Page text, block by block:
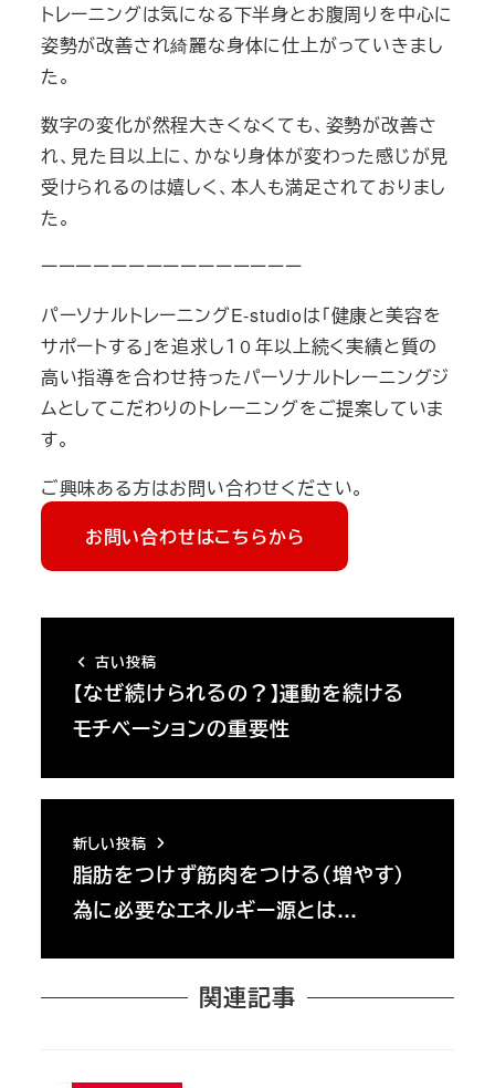
トレーニングは気になる下半身とお腹周りを中心に
姿勢が改善され綺麗な身体に仕上がっていきまし
た。
数字の変化が然程大きくなくても、姿勢が改善さ
れ、見た目以上に、かなり身体が変わった感じが見
受けられるのは嬉しく、本人も満足されておりまし
た。
ーーーーーーーーーーーーーーー
パーソナルトレーニングE-studioは「健康と美容を
サポートする」を追求し１０年以上続く実績と質の
高い指導を合わせ持ったパーソナルトレーニングジ
ムとしてこだわりのトレーニングをご提案していま
す。
ご興味ある方はお問い合わせください。
お問い合わせはこちらから
古い投稿
【なぜ続けられるの？】運動を続ける
モチベーションの重要性
新しい投稿
脂肪をつけず筋肉をつける（増やす）
為に必要なエネルギー源とは…
関連記事